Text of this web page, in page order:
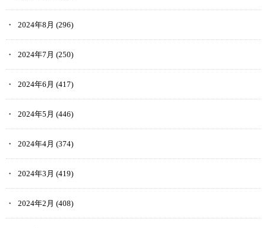
2024年8月 (296)
2024年7月 (250)
2024年6月 (417)
2024年5月 (446)
2024年4月 (374)
2024年3月 (419)
2024年2月 (408)